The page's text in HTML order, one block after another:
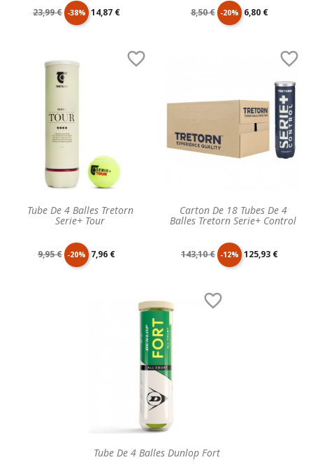
Prix
23,99 € -38% Prix
14,87 € Prix
8,50 € -20% Prix
6,80 €
Tube De 4 Balles Tretorn
Serie+ Tour

Prix
9,95 € -20% Prix
7,96 €
Carton De 18 Tubes De 4
Balles Tretorn Serie+ Control

Prix
143,10 € -12% Prix
125,93 €
Tube De 4 Balles Dunlop Fort
